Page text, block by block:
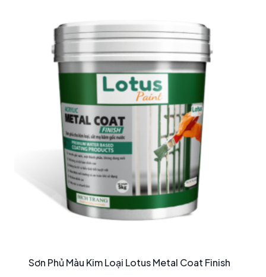
Sơn Phủ Màu Kim Loại Lotus Metal Coat Finish